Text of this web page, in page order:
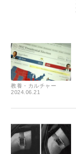
教養・カルチャー
2024.06.21